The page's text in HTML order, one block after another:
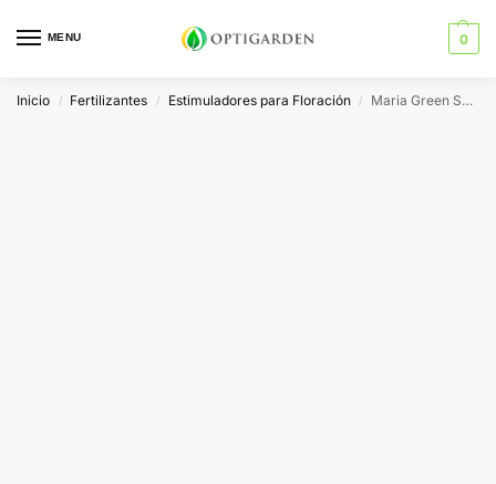
MENU 0
Inicio / Fertilizantes / Estimuladores para Floración / Maria Green SuperFlower